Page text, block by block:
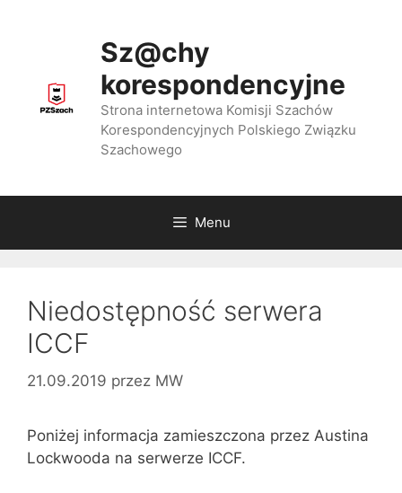
Sz@chy
korespondencyjne
Strona internetowa Komisji Szachów
Korespondencyjnych Polskiego Związku
Szachowego
Menu
Niedostępność serwera
ICCF
21.09.2019 przez MW
Poniżej informacja zamieszczona przez Austina
Lockwooda na serwerze ICCF.